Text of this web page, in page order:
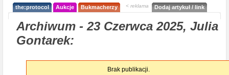
the:protocol Aukcje Bukmacherzy < reklama Dodaj artykuł / link
Archiwum - 23 Czerwca 2025, Julia
Gontarek:
Brak publikacji.